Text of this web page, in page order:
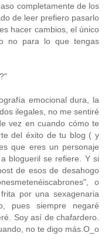
completamente de los
de leer prefiero pasarlo
hacer cambios, el único
no para lo que tengas
emocional dura, la
ilegales, no me sentiré
vez en cuando cómo te
del éxito de tu blog ( y
que eres un personaje
blogueril se refiere. Y si
de esos de desahogo
o
por una sexagenaria
pues siempre negaré
Soy así de chafardero.
no te digo más.O_o